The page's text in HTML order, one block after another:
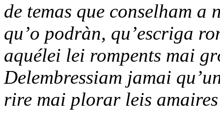
de temas que conselham
qu’o podràn, qu’escriga
aquélei lei rompents mai
Delembressiam jamai
rire mai plorar leis